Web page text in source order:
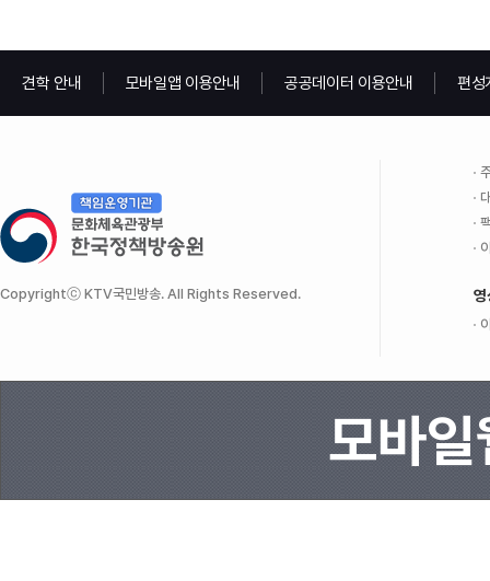
견학 안내 모바일앱 이용안내 공공데이터 이용안내 편성
Copyrightⓒ KTV국민방송. All Rights Reserved. 영
모바